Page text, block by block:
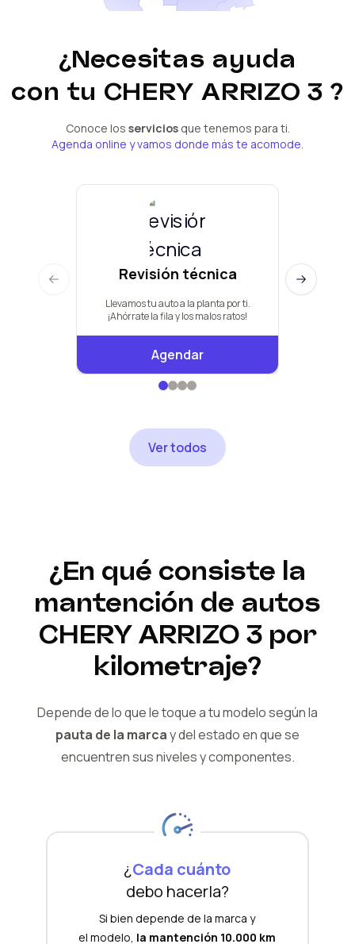
¿Necesitas ayuda
con tu CHERY ARRIZO 3 ?
Conoce los servicios que tenemos para ti.
Agenda online y vamos donde más te acomode.
Revisión técnica
Llevamos tu auto a la planta por ti.
¡Ahórrate la fila y los malos ratos!
Agendar
Previous slide Next slide
Ver todos
¿En qué consiste la
mantención de autos
CHERYARRIZO 3por
kilometraje?
Depende de lo que le toque a tu modelo según la
pauta de la marcay delestado en que se
encuentren sus niveles y componentes.
¿Cada cuánto
debo hacerla?
Si bien depende de la marca y
el modelo, la mantención 10.000 km